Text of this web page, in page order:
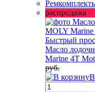
распродажа
Быстрый
Масло
Marine 4T
руб.
В